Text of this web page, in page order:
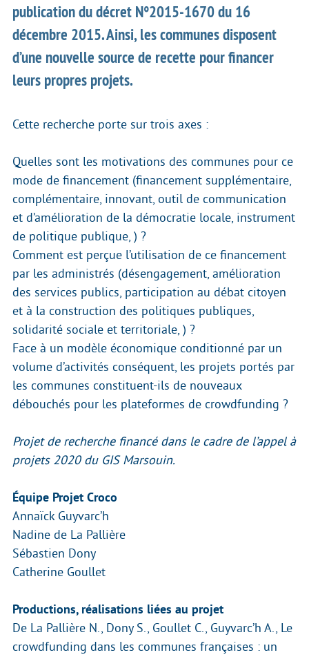
publication du décret N°2015-1670 du 16
décembre 2015. Ainsi, les communes disposent
d’une nouvelle source de recette pour financer
leurs propres projets.
Cette recherche porte sur trois axes :
Quelles sont les motivations des communes pour ce
mode de financement (financement supplémentaire,
complémentaire, innovant, outil de communication
et d’amélioration de la démocratie locale, instrument
de politique publique, ) ?
Comment est perçue l’utilisation de ce financement
par les administrés (désengagement, amélioration
des services publics, participation au débat citoyen
et à la construction des politiques publiques,
solidarité sociale et territoriale, ) ?
Face à un modèle économique conditionné par un
volume d’activités conséquent, les projets portés par
les communes constituent-ils de nouveaux
débouchés pour les plateformes de crowdfunding ?
Projet de recherche financé dans le cadre de l’appel à
projets 2020 du GIS Marsouin.
Équipe Projet Croco
Annaïck Guyvarc’h
Nadine de La Pallière
Sébastien Dony
Catherine Goullet
Productions, réalisations liées au projet
De La Pallière N., Dony S., Goullet C., Guyvarc’h A., Le
crowdfunding dans les communes françaises : un